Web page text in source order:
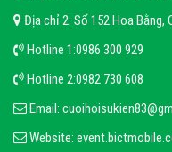
Địa chỉ 2: Số 152 Hoa Bằng,
Hotline 1:0986 300 929
Hotline 2:0982 730 608
Email:
Website: